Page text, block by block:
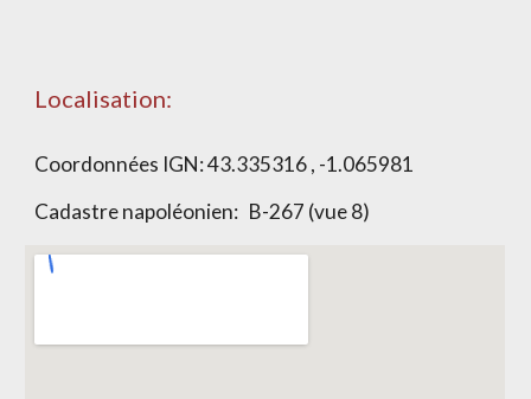
Localisation:
Coordonnées IGN:43.335316 , -1.065981
Cadastre napoléonien: B-267 (vue 8)